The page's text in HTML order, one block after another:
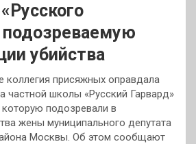
подозреваемую
убийства
коллегия присяжных оправдала
частной школы «Русский Гарвард»
подозревали в
жены муниципального депутата
Москвы. Об этом сообщают